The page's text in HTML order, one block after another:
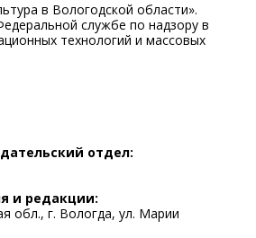
в Вологодской области».
службе по надзору в
технологий и массовых
и дата принятия решения о
аналитический центр
160000, Вологодская обл., г.
д.10
Елена Григорьевна
обработки персональных данных
отдел:
и редакции:
обл., г. Вологда, ул. Марии